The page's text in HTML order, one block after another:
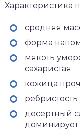
Характеристика
средняя
форма
мякоть
сахаристая;
кожица
десертный
доминирует